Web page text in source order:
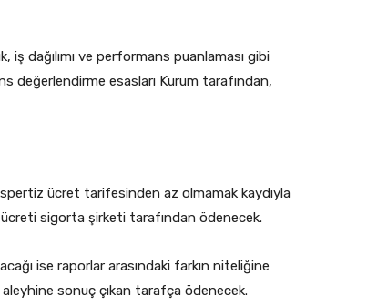
iş dağılımı ve performans puanlaması gibi
değerlendirme esasları Kurum tarafından,
ücret tarifesinden az olmamak kaydıyla
sigorta şirketi tarafından ödenecek.
ise raporlar arasındaki farkın niteliğine
sonuç çıkan tarafça ödenecek.